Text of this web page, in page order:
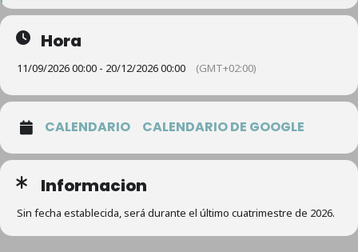
Hora
11/09/2026 00:00 - 20/12/2026 00:00 (GMT+02:00)
CALENDARIO CALENDARIO DE GOOGLE
Informacion
Sin fecha establecida, será durante el último cuatrimestre de 2026.